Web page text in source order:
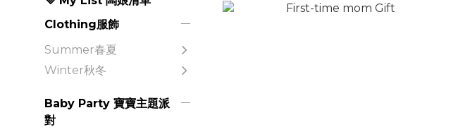
Clothing服飾
Summer春夏
Winter秋冬
Baby Party 寶寶主題派
對